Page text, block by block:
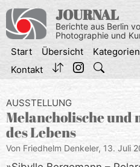
Inhalt
springen
JOURNAL
Berichte aus Berlin
Photographie und
Start Übersicht Kategorien
Kontakt
AUSSTELLUNG
Melancholische und
des Lebens
Von Friedhelm Denkeler, 13. Juli